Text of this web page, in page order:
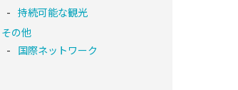
持続可能な観光
その他
国際ネットワーク